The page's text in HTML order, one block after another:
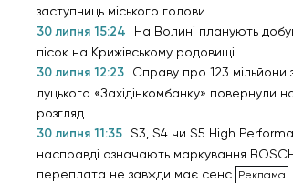
заступниць міського голови
30 липня 15:24
На Волині планують
пісок на Крижівському родовищі
30 липня 12:23
Справу про 123 мільйони
луцького «Західінкомбанку» повернули
розгляд
30 липня 11:35 S3, S4 чи S5 High
насправді означають маркування
переплата не завжди має сенс